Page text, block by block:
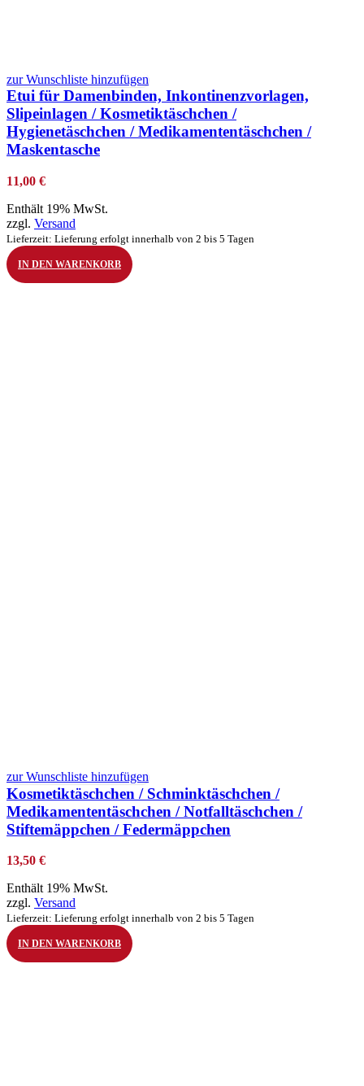
zur Wunschliste hinzufügen
Etui für Damenbinden, Inkontinenzvorlagen,
Slipeinlagen / Kosmetiktäschchen /
Hygienetäschchen / Medikamententäschchen /
Maskentasche
11,00 €
Enthält 19% MwSt.
zzgl. Versand
Lieferzeit: Lieferung erfolgt innerhalb von 2 bis 5 Tagen
IN DEN WARENKORB
zur Wunschliste hinzufügen
Kosmetiktäschchen / Schminktäschchen /
Medikamententäschchen / Notfalltäschchen /
Stiftemäppchen / Federmäppchen
13,50 €
Enthält 19% MwSt.
zzgl. Versand
Lieferzeit: Lieferung erfolgt innerhalb von 2 bis 5 Tagen
IN DEN WARENKORB